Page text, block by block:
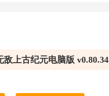
敌上古纪元电脑版 v0.80.34